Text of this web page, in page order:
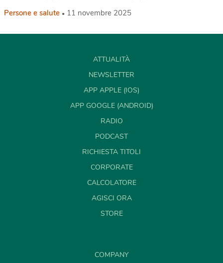
Persone e salute 11 novembre 2025
ATTUALITÀ
NEWSLETTER
APP APPLE (IOS)
APP GOOGLE (ANDROID)
RADIO
PODCAST
RICHIESTA TITOLI
CORPORATE
CALCOLATORE
AGISCI ORA
STORE
COMPANY